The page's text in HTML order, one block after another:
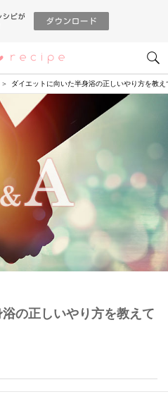
恋愛レシピ
ダイエットに向いた半身浴の正しいやり方を教え
の正しいやり方を教えて